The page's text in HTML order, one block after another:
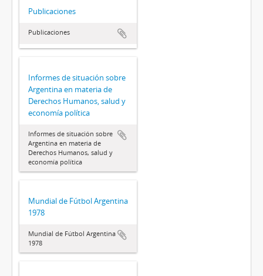
Publicaciones
Publicaciones
Informes de situación sobre
Argentina en materia de
Derechos Humanos, salud y
economía política
Informes de situación sobre
Argentina en materia de
Derechos Humanos, salud y
economía política
Mundial de Fútbol Argentina
1978
Mundial de Fútbol Argentina
1978